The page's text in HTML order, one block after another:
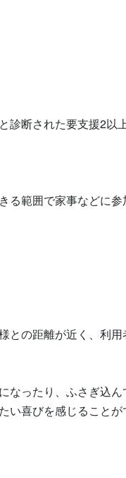
断された要支援2以上
範囲で家事などに参
との距離が近く、利
ったり、ふさぎ込
喜びを感じることが